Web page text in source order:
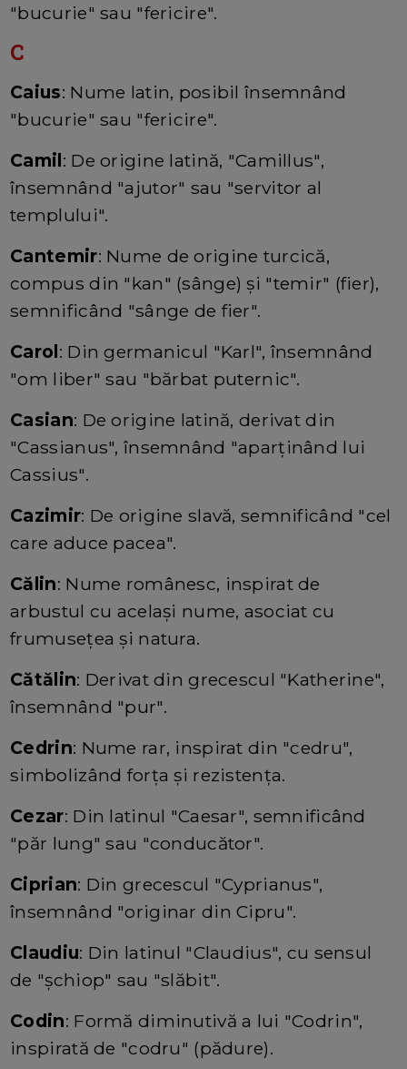
"bucurie" sau "fericire".
C
Caius: Nume latin, posibil însemnând
"bucurie" sau "fericire".
Camil: De origine latină, "Camillus",
însemnând "ajutor" sau "servitor al
templului".
Cantemir: Nume de origine turcică,
compus din "kan" (sânge) și "temir" (fier),
semnificând "sânge de fier".
Carol: Din germanicul "Karl", însemnând
"om liber" sau "bărbat puternic".
Casian: De origine latină, derivat din
"Cassianus", însemnând "aparținând lui
Cassius".
Cazimir: De origine slavă, semnificând "cel
care aduce pacea".
Călin: Nume românesc, inspirat de
arbustul cu același nume, asociat cu
frumusețea și natura.
Cătălin: Derivat din grecescul "Katherine",
însemnând "pur".
Cedrin: Nume rar, inspirat din "cedru",
simbolizând forța și rezistența.
Cezar: Din latinul "Caesar", semnificând
"păr lung" sau "conducător".
Ciprian: Din grecescul "Cyprianus",
însemnând "originar din Cipru".
Claudiu: Din latinul "Claudius", cu sensul
de "șchiop" sau "slăbit".
Codin: Formă diminutivă a lui "Codrin",
inspirată de "codru" (pădure).